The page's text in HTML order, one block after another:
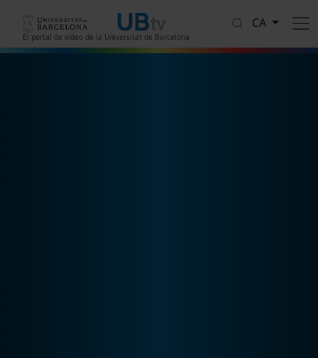
El portal de vídeo de la Universitat de Barcelona
CA